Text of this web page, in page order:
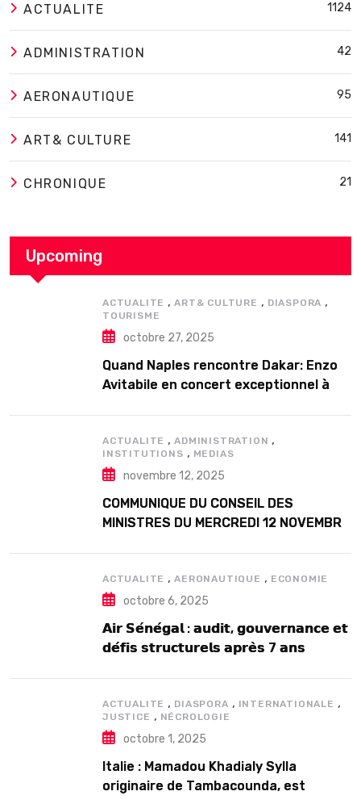
ACTUALITE 1124
ADMINISTRATION 42
AERONAUTIQUE 95
ART& CULTURE 141
CHRONIQUE 21
Upcoming
ACTUALITE ,ART& CULTURE , DIASPORA ,
TOURISME
octobre 27, 2025
Quand Naples rencontre Dakar: Enzo
Avitabile en concert exceptionnel à
ACTUALITE ,ADMINISTRATION ,
INSTITUTIONS , MEDIAS
novembre 12, 2025
COMMUNIQUE DU CONSEIL DES
MINISTRES DU MERCREDI 12 NOVEMBRE
ACTUALITE ,AERONAUTIQUE , ECONOMIE
octobre 6, 2025
𝗔𝗶𝗿 𝗦𝗲́𝗻𝗲́𝗴𝗮𝗹 : 𝗮𝘂𝗱𝗶𝘁, 𝗴𝗼𝘂𝘃𝗲𝗿𝗻𝗮𝗻𝗰𝗲 𝗲𝘁
𝗱𝗲́𝗳𝗶𝘀 𝘀𝘁𝗿𝘂𝗰𝘁𝘂𝗿𝗲𝗹𝘀 𝗮𝗽𝗿𝗲̀𝘀 7 𝗮𝗻𝘀
ACTUALITE , DIASPORA , INTERNATIONALE ,
JUSTICE , NÉCROLOGIE
octobre 1, 2025
Italie : Mamadou Khadialy Sylla
originaire de Tambacounda, est